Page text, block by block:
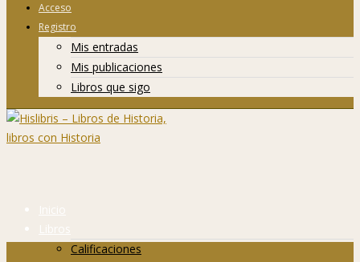
Acceso
Registro
Mis entradas
Mis publicaciones
Libros que sigo
Inicio
Libros
Calificaciones